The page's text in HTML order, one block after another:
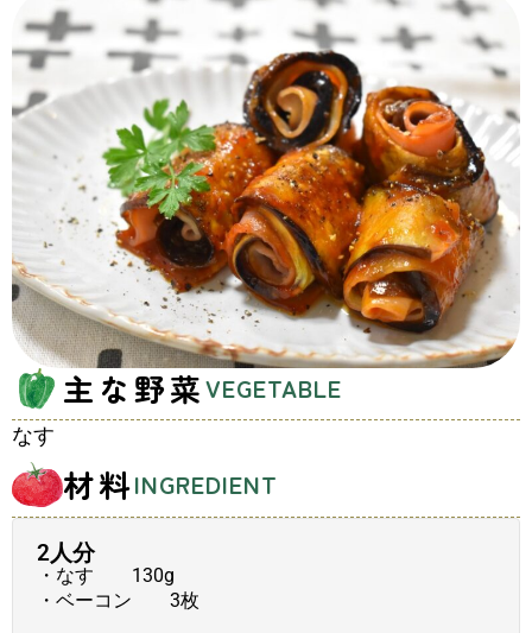
主な野菜VEGETABLE
なす
材料INGREDIENT
2人分
・なす 130g
・ベーコン 3枚